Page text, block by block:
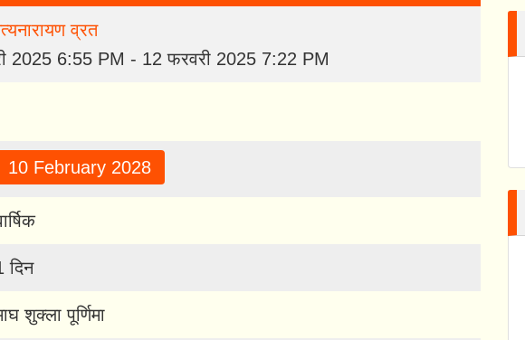
व्रत
2025 6:55 PM - 12 फरवरी 2025 7:22 PM
10 February 2028
दिन
शुक्ला पूर्णिमा